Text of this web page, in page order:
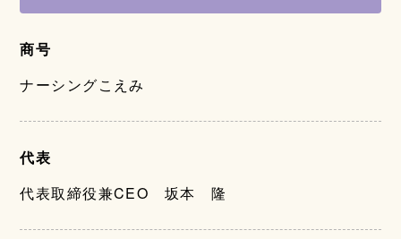
商号
ナーシングこえみ
代表
代表取締役兼CEO 坂本 隆